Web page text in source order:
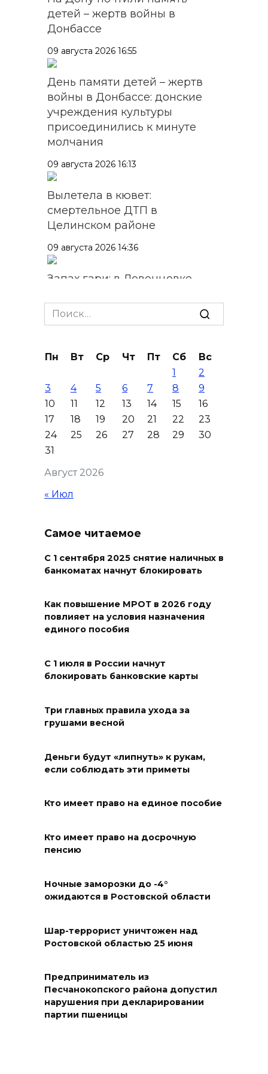
детей – жертв войны в
Донбассе
09 августа 2026 16:55
День памяти детей – жертв
войны в Донбассе: донские
учреждения культуры
присоединились к минуте
молчания
09 августа 2026 16:13
Вылетела в кювет:
смертельное ДТП в
Целинском районе
09 августа 2026 14:36
Запах гари: в Левенцовке
09 августа 2026 14:21
250 «квадратах»
09 августа 2026 13:56
Парк не построю: Николай
Василенко не планирует
становиться меценатом для
строителей с
праздником
Два донских курса по
финансовой грамотности
стране
09 августа 2026 11:43
Донской колледж закупил
комплексы БПЛА для
09 августа 2026 10:50
Ростовской области сегодня
09 августа 2026 10:31
ожидается чрезвычайная
09 августа 2026 09:34
Ростове жара
09 августа 2026 07:01
Search
for:
Август 2026
Пн Вт Ср Чт Пт Сб
Вс
1
2
3
4 5 6 7 8
9
10
11 12 13 14 15
16
17
18 19 20 21 22
23
24
25 26 27 28 29
30
31
« Июл
Самое читаемое
С 1 сентября 2025 снятие наличных в
банкоматах начнут блокировать
Как повышение МРОТ в 2026 году
повлияет на условия назначения
единого пособия
С 1 июля в России начнут
блокировать банковские карты
Три главных правила ухода за
грушами весной
Деньги будут «липнуть» к рукам,
если соблюдать эти приметы
Кто имеет право на единое пособие
Кто имеет право на досрочную
пенсию
Ночные заморозки до -4°
ожидаются в Ростовской области
Шар-террорист уничтожен над
Ростовской областью 25 июня
Предприниматель из
Песчанокопского района допустил
нарушения при декларировании
партии пшеницы